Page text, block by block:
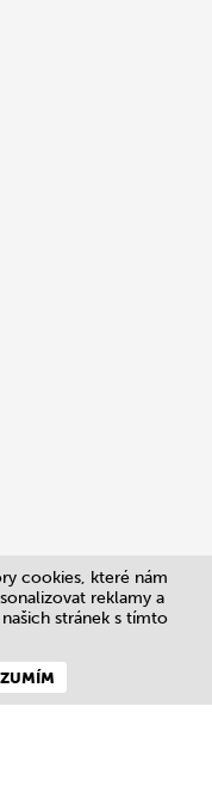
cookies, které nám
reklamy a
stránek s tímto